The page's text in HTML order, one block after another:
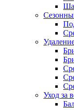
Уход за